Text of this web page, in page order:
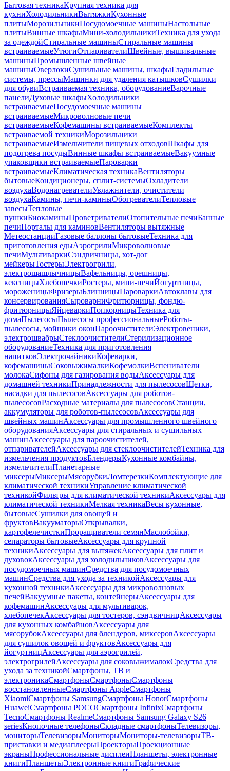
Бытовая техникаКрупная техника для
кухниХолодильникиВытяжкиКухонные
плитыМорозильникиПосудомоечные машиныНастольные
плитыВинные шкафыМини-холодильникиТехника для ухода
за одеждойСтиральные машиныСтиральные машины
встраиваемыеУтюгиОтпаривателиШвейные, вышивальные
машиныПромышленные швейные
машиныОверлокиСушильные машины, шкафыГладильные
системы, прессыМашинки для удаления катышковСушилки
для обувиВстраиваемая техника, оборудованиеВарочные
панелиДуховые шкафыХолодильники
встраиваемыеПосудомоечные машины
встраиваемыеМикроволновые печи
встраиваемыеКофемашины встраиваемыеКомплекты
встраиваемой техникиМорозильники
встраиваемыеИзмельчители пищевых отходовШкафы для
подогрева посудыВинные шкафы встраиваемыеВакуумные
упаковщики встраиваемыеПароварки
встраиваемыеКлиматическая техникаВентиляторы
бытовыеКондиционеры, сплит-системыОхладители
воздухаВодонагревателиУвлажнители, очистители
воздухаКамины, печи-каминыОбогревателиТепловые
завесыТепловые
пушкиБиокаминыПроветривателиОтопительные печиБанные
печиПорталы для каминовВентиляторы вытяжные
МетеостанцииГазовые баллоны бытовыеТехника для
приготовления едыАэрогрилиМикроволновые
печиМультиваркиСэндвичницы, хот-дог
мейкерыТостерыЭлектрогрили,
электрошашлычницыВафельницы, орешницы,
кексницыХлебопечкиРостеры, мини-печиЙогуртницы,
мороженицыФризерыБлинницыПароваркиАвтоклавы для
консервированияСыроварниФритюрницы, фондю-
фритюрницыЯйцеваркиПопкорницыТехника для
домаПылесосыПылесосы профессиональныеРоботы-
пылесосы, мойщики оконПароочистителиЭлектровеники,
электрошвабрыСтеклоочистителиСтерилизационное
оборудованиеТехника для приготовления
напитковЭлектрочайникиКофеварки,
кофемашиныСоковыжималкиКофемолкиВспениватели
молокаСифоны для газирования водыАксессуары для
домашней техникиПринадлежности для пылесосовЩетки,
насадки для пылесосовАксессуары для роботов-
пылесосовРасходные материалы для пылесосовСтанции,
аккумуляторы для роботов-пылесосовАксессуары для
швейных машинАксессуары для промышленного швейного
оборудованияАксессуары для стиральных и сушильных
машинАксессуары для пароочистителей,
отпаривателейАксессуары для стеклоочистителейТехника для
измельчения продуктовБлендерыКухонные комбайны,
измельчителиПланетарные
миксерыМиксерыМясорубкиЛомтерезкиКомплектующие для
климатической техникиУправление климатической
техникойФильтры для климатической техникиАксессуары для
климатической техникиМелкая техникаВесы кухонные,
бытовыеСушилки для овощей и
фруктовВакууматорыОткрывалки,
картофелечисткиПроращиватели семянМаслобойки,
сепараторы бытовыеАксессуары для крупной
техникиАксессуары для вытяжекАксессуары для плит и
духовокАксессуары для холодильниковАксессуары для
посудомоечных машинСредства для посудомоечных
машинСредства для ухода за техникойАксессуары для
кухонной техникиАксессуары для микроволновых
печейВакуумные пакеты, контейнерыАксессуары для
кофемашинАксессуары для мультиварок,
хлебопечекАксессуары для тостеров, сэндвичницАксессуары
для кухонных комбайновАксессуары для
мясорубокАксессуары для блендеров, миксеровАксессуары
для сушилок овощей и фруктовАксессуары для
йогуртницАксессуары для аэрогрилей,
электрогрилейАксессуары для соковыжималокСредства для
ухода за техникойСмартфоны, ТВ и
электроникаСмартфоныСмартфоныСмартфоны
восстановленныеСмартфоны AppleСмартфоны
XiaomiСмартфоны SamsungСмартфоны HonorСмартфоны
HuaweiСмартфоны POCOСмартфоны InfinixСмартфоны
TecnoСмартфоны RealmeСмартфоны Samsung Galaxy S26
seriesКнопочные телефоныСкладные смартфоныТелевизоры,
мониторыТелевизорыМониторыМониторы-телевизорыТВ-
приставки и медиаплеерыПроекторыПроекционные
экраныПрофессиональные дисплеиПланшеты, электронные
книгиПланшетыЭлектронные книгиГрафические